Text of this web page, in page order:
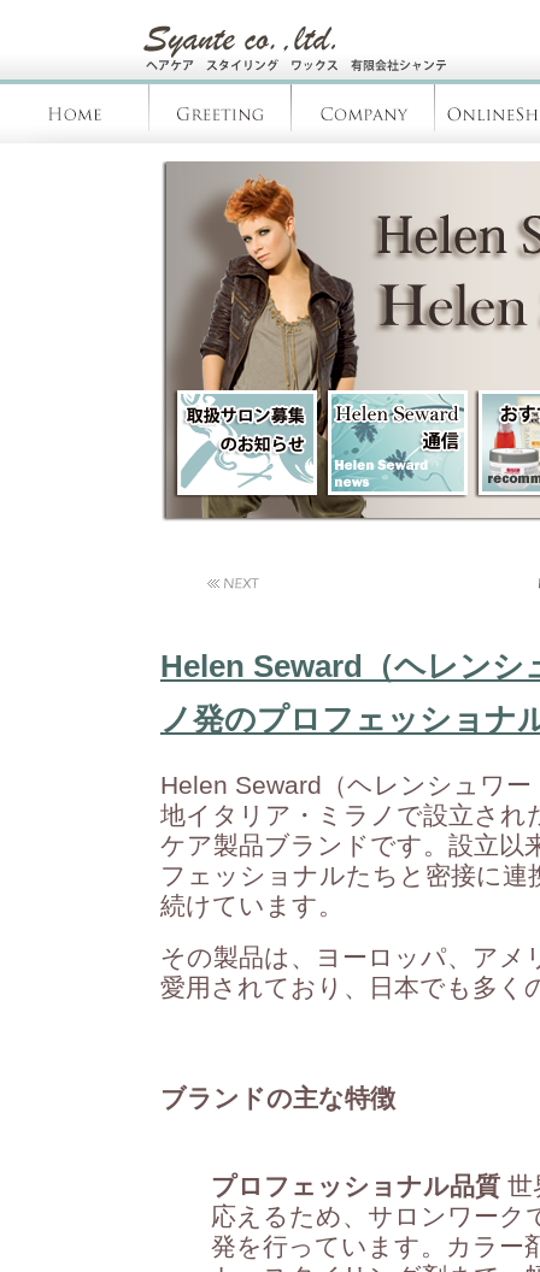
Helen Seward（ヘレンシ
ノ発のプロフェッショナ
Helen Seward（ヘレンシュワ
地イタリア・ミラノで設立さ
ケア製品ブランドです。設立以
フェッショナルたちと密接に連
続けています。
その製品は、ヨーロッパ、アメ
愛用されており、日本でも多く
ブランドの主な特徴
プロフェッショナル品質 世
応えるため、サロンワーク
発を行っています。カラー